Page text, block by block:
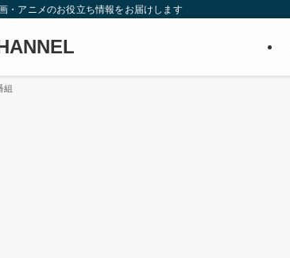
・アニメのお役立ち情報をお届けします
組